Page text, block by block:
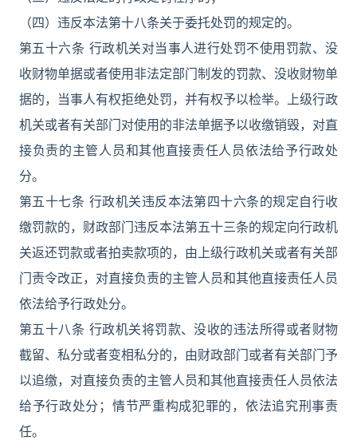
（四）违反本法第十八条关于委托处罚的规定的。
第五十六条 行政机关对当事人进行处罚不使用罚款、没
收财物单据或者使用非法定部门制发的罚款、没收财物单
据的，当事人有权拒绝处罚，并有权予以检举。上级行政
机关或者有关部门对使用的非法单据予以收缴销毁，对直
接负责的主管人员和其他直接责任人员依法给予行政处
分。
第五十七条 行政机关违反本法第四十六条的规定自行收
缴罚款的，财政部门违反本法第五十三条的规定向行政机
关返还罚款或者拍卖款项的，由上级行政机关或者有关部
门责令改正，对直接负责的主管人员和其他直接责任人员
依法给予行政处分。
第五十八条 行政机关将罚款、没收的违法所得或者财物
截留、私分或者变相私分的，由财政部门或者有关部门予
以追缴，对直接负责的主管人员和其他直接责任人员依法
给予行政处分；情节严重构成犯罪的，依法追究刑事责
任。